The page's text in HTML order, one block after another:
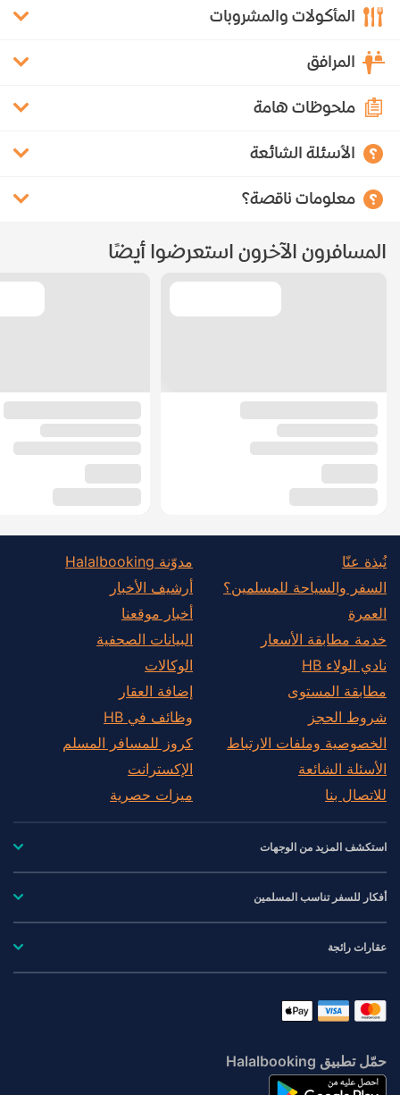
المأكولات والمشروبات
المرافق
ملحوظات هامة
الأسئلة الشائعة
معلومات ناقصة؟
المسافرون الآخرون استعرضوا أيضًا
نُبذة عنّا
السفر والسياحة للمسلمين؟
العمرة
خدمة مطابقة الأسعار
نادي الولاء HB
مطابقة المستوى
شروط الحجز
الخصوصية وملفات الارتباط
الأسئلة الشائعة
للاتصال بنا
مدوّنة Halalbooking
أرشيف الأخبار
أخبار موقعنا
البيانات الصحفية
الوكالات
إضافة العقار
وظائف في HB
كروز للمسافر المسلم
الإكسترانت
ميزات حصرية
استكشف المزيد من الوجهات
أفكار للسفر تناسب المسلمين
عقارات رائجة
حمّل تطبيق Halalbooking